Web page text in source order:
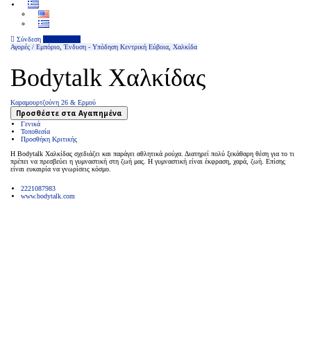
Σύνδεση
Αγορές / Εμπόριο ,Ένδυση - Υπόδηση Κεντρική Εύβοια Χαλκίδα
Bodytalk Χαλκίδας
Καραμουρτζούνη 26 & Ερμού
Προσθέστε στα Αγαπημένα
Γενικά
Τοποθεσία
Προσθήκη Κριτικής
H Bodytalk Χαλκίδας σχεδιάζει και παράγει αθλητικά ρούχα. Διατηρεί πολύ ξεκάθαρη θέση για το τι
πρέπει να πρεσβεύει η γυμναστική στη ζωή μας. Η γυμναστική είναι έκφραση, χαρά, ζωή. Επίσης
είναι ευκαιρία να γνωρίσεις κόσμο.
2221087983
www.bodytalk.com